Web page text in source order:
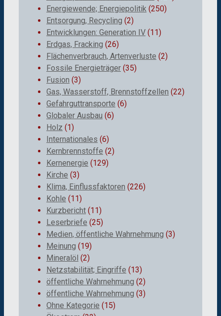
Energiewende; Energiepolitik (250)
Entsorgung, Recycling (2)
Entwicklungen: Generation IV (11)
Erdgas, Fracking (26)
Flächenverbrauch, Artenverluste (2)
Fossile Energieträger (35)
Fusion (3)
Gas, Wasserstoff, Brennstoffzellen (22)
Gefahrguttransporte (6)
Globaler Ausbau (6)
Holz (1)
Internationales (6)
Kernbrennstoffe (2)
Kernenergie (129)
Kirche (3)
Klima, Einflussfaktoren (226)
Kohle (11)
Kurzbericht (11)
Leserbriefe (25)
Medien, öffentliche Wahrnehmung (3)
Meinung (19)
Mineralöl (2)
Netzstabilität; Eingriffe (13)
öffentliche Wahrnehmung (2)
öffentliche Wahrnehmung (3)
Ohne Kategorie (15)